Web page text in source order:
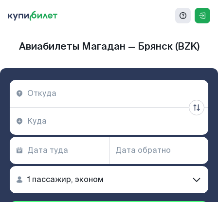
Авиабилеты Магадан — Брянск (BZK)